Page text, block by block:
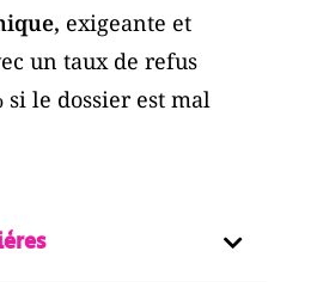
exigeante et
un taux de refus
si le dossier est mal